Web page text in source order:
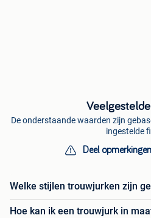
De onderstaande waarden zijn
ingestelde
Deel
Welke stijlen trouwjurken zijn
Hoe kan ik een trouwjurk in